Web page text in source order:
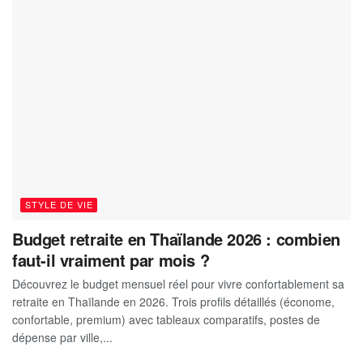
STYLE DE VIE
Budget retraite en Thaïlande 2026 : combien
faut-il vraiment par mois ?
Découvrez le budget mensuel réel pour vivre confortablement sa
retraite en Thaïlande en 2026. Trois profils détaillés (économe,
confortable, premium) avec tableaux comparatifs, postes de
dépense par ville,...